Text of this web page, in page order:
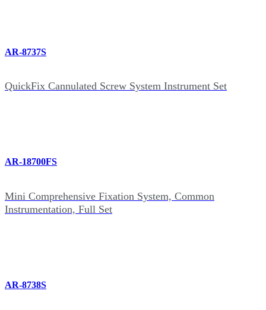
AR-8737S
QuickFix Cannulated Screw System Instrument Set
AR-18700FS
Mini Comprehensive Fixation System, Common
Instrumentation, Full Set
AR-8738S